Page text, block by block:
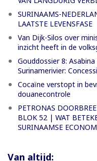
SURINAAMS-
LAATSTE LEVENSFASE
Van Dijk-Silos over
inzicht heeft in de
Gouddossier 8:
Surinamerivier:
Cocaïne verstopt in
douanecontrole
PETRONAS
BLOK 52 | WAT
SURINAAMSE
Van altijd: